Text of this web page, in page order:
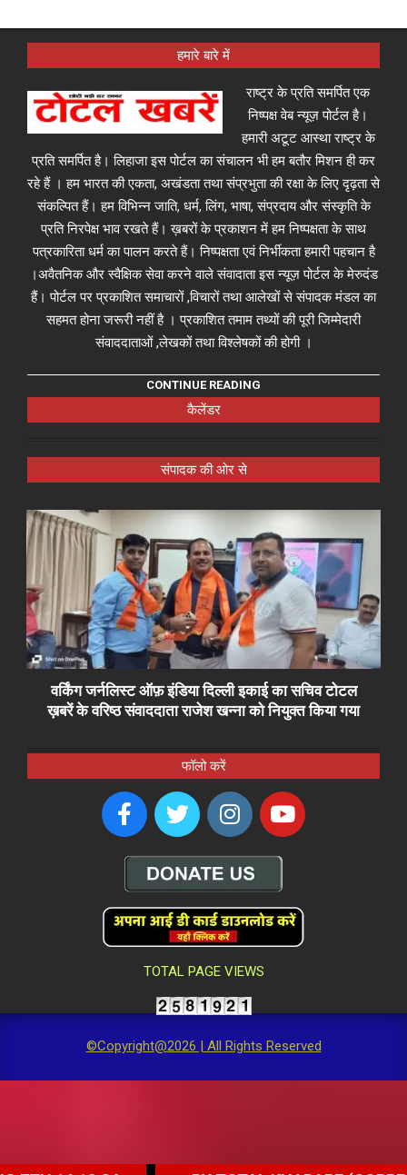
हमारे बारे में
राष्ट्र के प्रति समर्पित एक
निष्पक्ष वेब न्यूज़ पोर्टल है।
हमारी अटूट आस्था राष्ट्र के
प्रति समर्पित है। लिहाजा इस पोर्टल का संचालन भी हम बतौर मिशन ही कर
रहे हैं । हम भारत की एकता, अखंडता तथा संप्रभुता की रक्षा के लिए दृढ़ता से
संकल्पित हैं। हम विभिन्न जाति, धर्म, लिंग, भाषा, संप्रदाय और संस्कृति के
प्रति निरपेक्ष भाव रखते हैं। ख़बरों के प्रकाशन में हम निष्पक्षता के साथ
पत्रकारिता धर्म का पालन करते हैं। निष्पक्षता एवं निर्भीकता हमारी पहचान है
।अवैतनिक और स्वैक्षिक सेवा करने वाले संवादाता इस न्यूज़ पोर्टल के मेरुदंड
हैं। पोर्टल पर प्रकाशित समाचारों ,विचारों तथा आलेखों से संपादक मंडल का
सहमत होना जरूरी नहीं है । प्रकाशित तमाम तथ्यों की पूरी जिम्मेदारी
संवाददाताओं ,लेखकों तथा विश्लेषकों की होगी ।
CONTINUE READING
कैलेंडर
संपादक की ओर से
वर्किंग जर्नलिस्ट ऑफ़ इंडिया दिल्ली इकाई का सचिव टोटल
ख़बरें के वरिष्ठ संवाददाता राजेश खन्ना को नियुक्त किया गया
फॉलो करें
TOTAL PAGE VIEWS
©Copyright@2026 | All Rights Reserved